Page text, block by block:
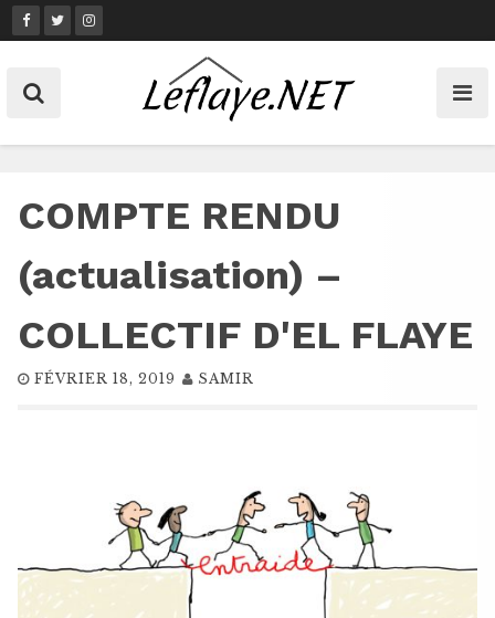
Skip
to
COMPTE RENDU
(actualisation) –
COLLECTIF D'EL FLAYE
FÉVRIER 18, 2019 SAMIR